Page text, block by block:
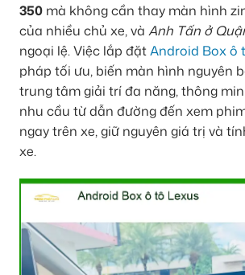
350 mà không cần thay màn hình
của nhiều chủ xe, và Anh Tấn ở
ngoại lệ. Việc lắp đặtAndroid Box ô
pháp tối ưu, biến màn hình nguyên
trung tâm giải trí đa năng, thông
nhu cầu từ dẫn đường đến xem
ngay trên xe, giữ nguyên giá trị và
xe.